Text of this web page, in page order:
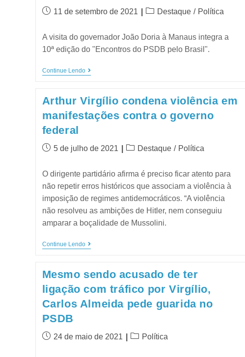
11 de setembro de 2021 Destaque / Política
A visita do governador João Doria à Manaus integra a
10ª edição do "Encontros do PSDB pelo Brasil".
Continue Lendo
Arthur Virgílio condena violência em
manifestações contra o governo
federal
5 de julho de 2021 Destaque / Política
O dirigente partidário afirma é preciso ficar atento para
não repetir erros históricos que associam a violência à
imposição de regimes antidemocráticos. “A violência
não resolveu as ambições de Hitler, nem conseguiu
amparar a boçalidade de Mussolini.
Continue Lendo
Mesmo sendo acusado de ter
ligação com tráfico por Virgílio,
Carlos Almeida pede guarida no
PSDB
24 de maio de 2021 Política